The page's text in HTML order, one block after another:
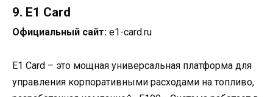
9. E1 Card
Официальный сайт: e1-card.ru
E1 Card – это мощная универсальная платформа для
управления корпоративными расходами на топливо,